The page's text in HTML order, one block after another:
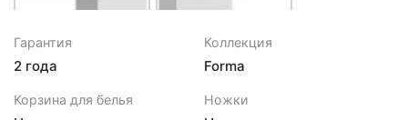
40710 ₽
Тумба с раковиной
40710 ₽
Тумба с раковиной
Гарантия
2 года
Коллекция
Forma
Корзина для белья Ножки